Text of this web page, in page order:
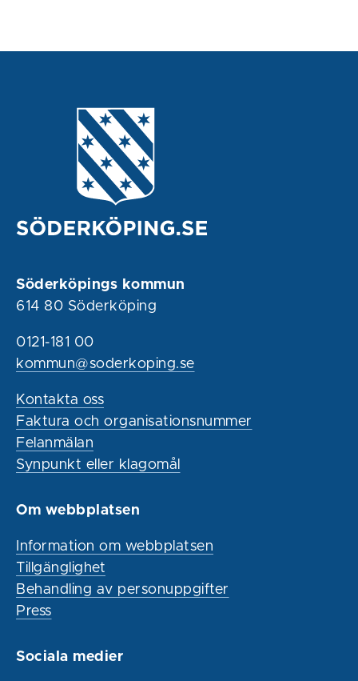
Söderköpings kommun
614 80 Söderköping
0121-181 00
kommun@soderkoping.se
Kontakta oss
Faktura och organisationsnummer
Felanmälan
Synpunkt eller klagomål
Om webbplatsen
Information om webbplatsen
Tillgänglighet
Behandling av personuppgifter
Press
Sociala medier